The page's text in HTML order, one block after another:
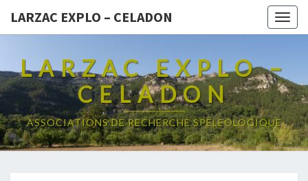
LARZAC EXPLO – CELADON
LARZAC EXPLO –
CELADON
ASSOCIATIONS DE RECHERCHE SPELEOLOGIQUE